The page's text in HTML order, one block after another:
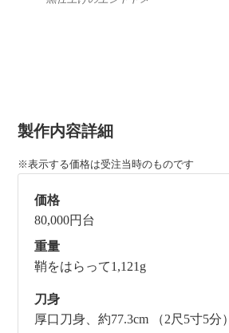
製作内容詳細
※表示する価格は受注当時のものです
価格
80,000円台
重量
鞘をはらって1,121g
刀身
厚口刀身、約77.3cm （2尺5寸5分）